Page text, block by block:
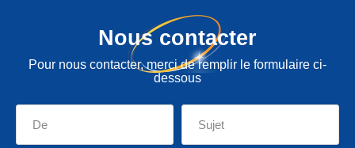
Nous contacter
Pour nous contacter, merci de remplir le formulaire ci-
dessous